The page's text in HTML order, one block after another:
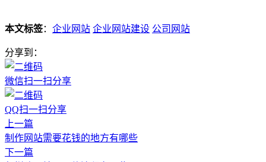
本文标签： 企业网站 企业网站建设 公司网站
分享到：
微信扫一扫分享
QQ扫一扫分享
上一篇
制作网站需要花钱的地方有哪些
下一篇